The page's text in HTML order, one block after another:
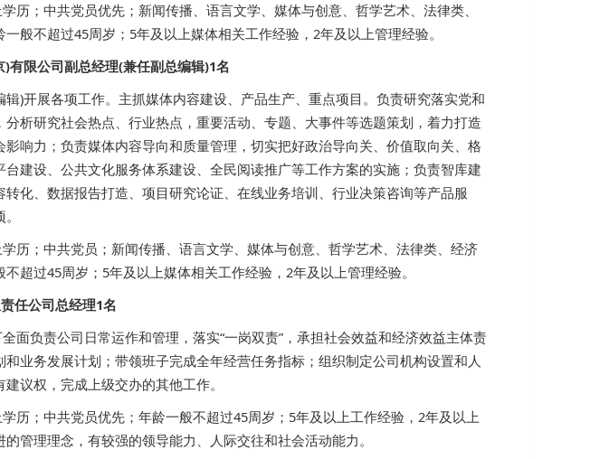
历；中共党员优先；新闻传播、语言文学、媒体与创意、哲学艺术、法律类、
般不超过45周岁；5年及以上媒体相关工作经验，2年及以上管理经验。
有限公司副总经理(兼任副总编辑)1名
)开展各项工作。主抓媒体内容建设、产品生产、重点项目。负责研究落实党和
析研究社会热点、行业热点，重要活动、专题、大事件等选题策划，着力打造
响力；负责媒体内容导向和质量管理，切实把好政治导向关、价值取向关、格
建设、公共文化服务体系建设、全民阅读推广等工作方案的实施；负责智库建
化、数据报告打造、项目研究论证、在线业务培训、行业决策咨询等产品服
历；中共党员；新闻传播、语言文学、媒体与创意、哲学艺术、法律类、经济
超过45周岁；5年及以上媒体相关工作经验，2年及以上管理经验。
任公司总经理1名
面负责公司日常运作和管理，落实“一岗双责”，承担社会效益和经济效益主体责
业务发展计划；带领班子完成全年经营任务指标；组织制定公司机构设置和人
议权，完成上级交办的其他工作。
历；中共党员优先；年龄一般不超过45周岁；5年及以上工作经验，2年及以上
管理理念，有较强的领导能力、人际交往和社会活动能力。